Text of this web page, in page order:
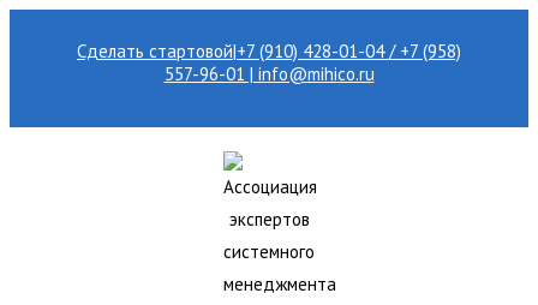
Сделать стартовой|+7 (910) 428-01-04 / +7 (958)
557-96-01 | info@mihico.ru